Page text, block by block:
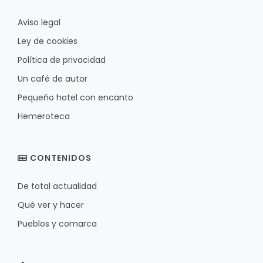
Aviso legal
Ley de cookies
Política de privacidad
Un café de autor
Pequeño hotel con encanto
Hemeroteca
CONTENIDOS
De total actualidad
Qué ver y hacer
Pueblos y comarca